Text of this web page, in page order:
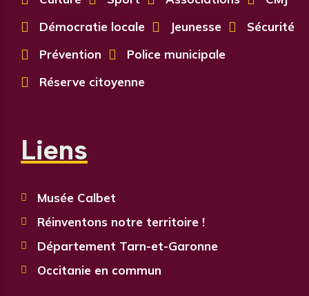
 Démocratie locale  Jeunesse  Sécurité
 Prévention  Police municipale
 Réserve citoyenne
Liens
 Musée Calbet
 Réinventons notre territoire !
 Département Tarn-et-Garonne
 Occitanie en commun